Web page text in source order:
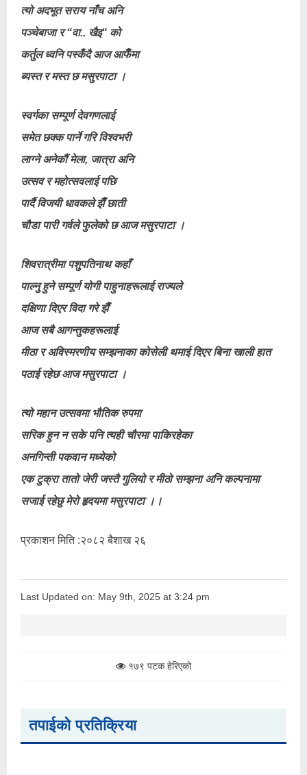
त्यो अदभूत सराय नाँच अनि
पञ्चेबाजा र “वा.. खैइ“ को
कर्तुल ध्वनि पस्कँदै आज आफैँमा
ब्यस्त र मस्त छ मसुरपाटा ।
स्वर्गका सम्पूर्ण देवगणलाई
समेत छक्क पार्ने गरि विश्वभरी
लाग्ने अनेकौं मेला, जात्रा अनि
उत्सव र महोत्सवलाई पछि
पार्दै विजयी धावकले झैँ छाती
चौडा पारी गर्वले फुलेको छ आज मसुरपाटा ।
शिवरात्रीमा पशुपतिनाथ कहाँ
पाल्नु हुने सम्पूर्ण योगी पाहुनाहरूलाई राज्यले
दक्षिणा दिएर विदा गरे झैँ
आज सबै आगन्तुकहरूलाई
मीठा र अविस्मरणीय सम्झनाका कोसेली थमाई दिएर बिना खाली हात
पठाई रहेछ आज मसुरपाटा ।
त्यो महान उत्सवमा भौतिक रुपमा
सरिक हुन न सके पनि त्यही चौरमा पाकिरहेका
अनगिन्ती पकवान मध्येको
एक टुक्रा तातो जेरी जस्तै गुलियो र मीठो सम्झना अनि कल्पनामा
सजाई रहेछु मेरो हृदयमा मसुरपाटा ।।
प्रकाशन मिति :२०८२ बैशाख २६
Last Updated on: May 9th, 2025 at 3:24 pm
१७९ पटक हेरिएको
तपाईको प्रतिक्रिया